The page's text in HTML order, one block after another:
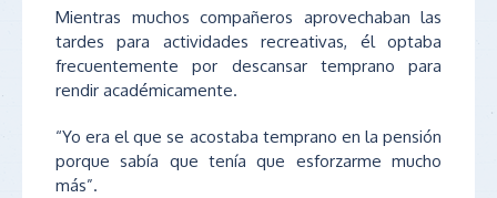
Mientras muchos compañeros aprovechaban las
tardes para actividades recreativas, él optaba
frecuentemente por descansar temprano para
rendir académicamente.
“Yo era el que se acostaba temprano en la pensión
porque sabía que tenía que esforzarme mucho
más”.